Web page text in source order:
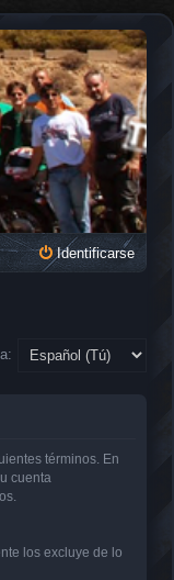
Identificarse
términos. En
cuenta
los excluye de lo